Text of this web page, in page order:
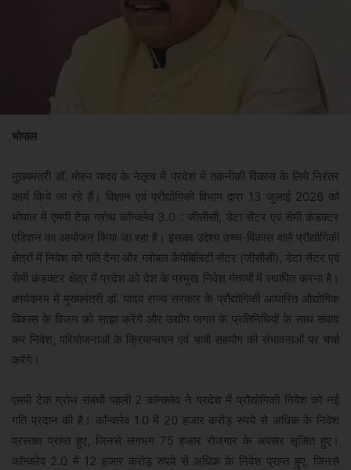
भोपाल
मुख्यमंत्री डॉ. मोहन यादव के नेतृत्व में प्रदेश में तकनीकी विकास के लिये निरंतर
कार्य किये जा रहे हैं। विज्ञान एवं प्रौद्योगिकी विभाग द्वारा 13 जुलाई 2026 को
भोपाल में एमपी टेक ग्रोथ कॉन्क्लेव 3.0 : जीसीसी, डेटा सेंटर एवं सेमी कंडक्टर
एडिशन का आयोजन किया जा रहा है। इसका उद्देश्य उच्च-विकास वाले प्रौद्योगिकी
क्षेत्रों में निवेश को गति देना और ग्लोबल कैपेबिलिटी सेंटर (जीसीसी), डेटा सेंटर एवं
सेमी कंडक्टर क्षेत्र में प्रदेश को देश के प्रमुख निवेश गंतव्यों में स्थापित करना है।
कार्यक्रम में मुख्यमंत्री डॉ. यादव राज्य सरकार के प्रौद्योगिकी आधारित औद्योगिक
विकास के विजन को साझा करेंगे और उद्योग जगत के प्रतिनिधियों के साथ संवाद
कर निवेश, परियोजनाओं के क्रियान्वयन एवं भावी सहयोग की संभावनाओं पर चर्चा
करेंगे।
एमपी टेक ग्रोथ संबंधी पहली 2 कॉन्क्लेव ने प्रदेश में प्रौद्योगिकी निवेश को नई
गति प्रदान की है। कॉन्क्लेव 1.0 में 20 हजार करोड़ रुपये से अधिक के निवेश
प्रस्ताव प्राप्त हुए, जिनसे लगभग 75 हजार रोजगार के अवसर सृजित हुए।
कॉन्क्लेव 2.0 में 12 हजार करोड़ रुपये से अधिक के निवेश प्राप्त हुए, जिनसे